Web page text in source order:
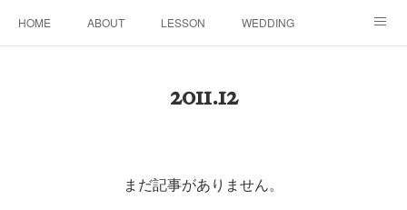
HOME ABOUT LESSON WEDDING
2011.12
まだ記事がありません。